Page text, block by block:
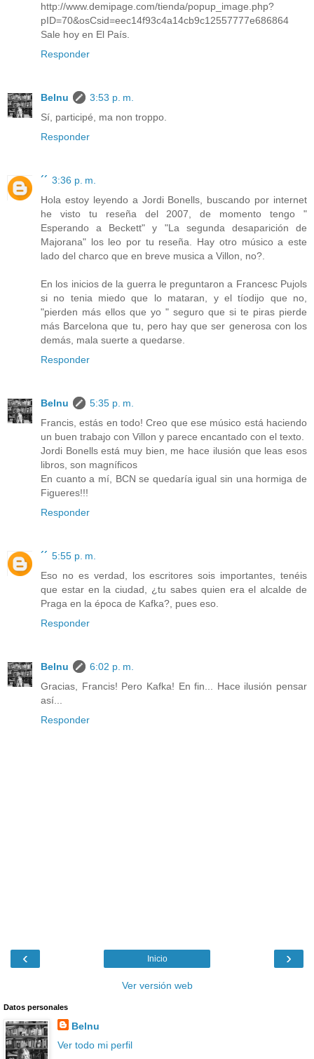
http://www.demipage.com/tienda/popup_image.php?
pID=70&osCsid=eec14f93c4a14cb9c12557777e686864
Sale hoy en El País.
Responder
Belnu
3:53 p. m.
Sí, participé, ma non troppo.
Responder
´´ 3:36 p. m.
Hola estoy leyendo a Jordi Bonells, buscando por internet
he visto tu reseña del 2007, de momento tengo "
Esperando a Beckett" y "La segunda desaparición de
Majorana" los leo por tu reseña. Hay otro músico a este
lado del charco que en breve musica a Villon, no?.
En los inicios de la guerra le preguntaron a Francesc Pujols
si no tenia miedo que lo mataran, y el tíodijo que no,
"pierden más ellos que yo " seguro que si te piras pierde
más Barcelona que tu, pero hay que ser generosa con los
demás, mala suerte a quedarse.
Responder
Belnu
5:35 p. m.
Francis, estás en todo! Creo que ese músico está haciendo
un buen trabajo con Villon y parece encantado con el texto.
Jordi Bonells está muy bien, me hace ilusión que leas esos
libros, son magníficos
En cuanto a mí, BCN se quedaría igual sin una hormiga de
Figueres!!!
Responder
´´ 5:55 p. m.
Eso no es verdad, los escritores sois importantes, tenéis
que estar en la ciudad, ¿tu sabes quien era el alcalde de
Praga en la época de Kafka?, pues eso.
Responder
Belnu
6:02 p. m.
Gracias, Francis! Pero Kafka! En fin... Hace ilusión pensar
así...
Responder
‹ ›
Inicio
Ver versión web
Datos personales
Belnu
Ver todo mi perfil